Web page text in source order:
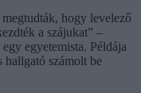
hogy levelező
a szájukat” –
egyetemista. Példája
hallgató számolt be